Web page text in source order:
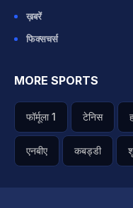
ख़बरें
फिक्सचर्स
MORE SPORTS
फॉर्मूला 1 टेनिस
एनबीए कबड्डी